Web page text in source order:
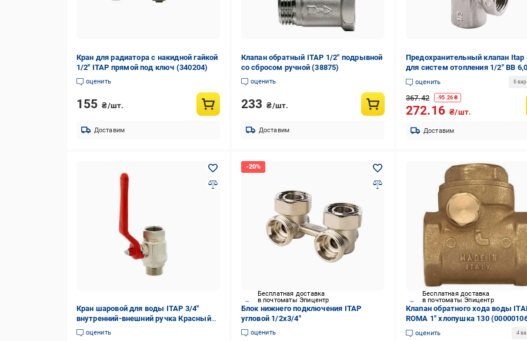
Кран для радиатора с накидной гайкой
1/2'' ITAP прямой под ключ (340204)
оценить
155 ₴/шт.
Доставим
Клапан обратный ITAP 1/2" подрывной
со сбросом ручной (38875)
оценить
233 ₴/шт.
Доставим
Предохранительный клапан Itap
для систем отопления 1/2" ВВ
(8445505)
оценить 6
367.42 -95.26 ₴
272.16 ₴/шт.
Доставим
Кран шаровой для воды ITAP 3/4"
внутренний-внешний ручка Красный
(323505)
оценить
Бесплатная доставка
в почтоматы Эпицентр
Блок нижнего подключения ITAP
угловой 1/2х3/4"
оценить
Бесплатная доставка
в почтоматы Эпицентр
Клапан обратного хода воды
ROMA 1″ хлопушка 130
оценить 4